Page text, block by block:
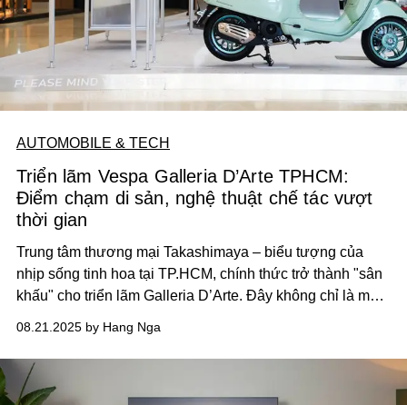
AUTOMOBILE & TECH
Triển lãm Vespa Galleria D’Arte TPHCM:
Điểm chạm di sản, nghệ thuật chế tác vượt
thời gian
Trung tâm thương mại Takashimaya – biểu tượng của
nhịp sống tinh hoa tại TP.HCM, chính thức trở thành "sân
khấu" cho triển lãm Galleria D’Arte. Đây không chỉ là một
Vespa tái định nghĩa trải nghiệm thương hiệu bằng sự kết
hợp tinh tế giữa thẩm mỹ, cá nhân hóa và di sản.
08.21.2025 by Hang Nga